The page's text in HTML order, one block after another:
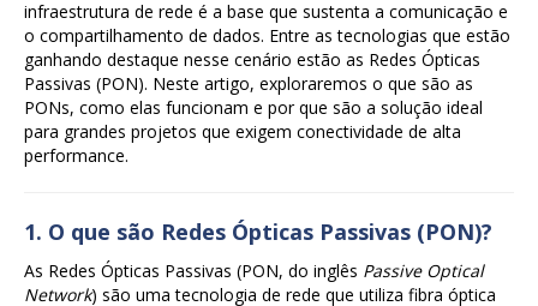
infraestrutura de rede é a base que sustenta a comunicação e
o compartilhamento de dados. Entre as tecnologias que estão
ganhando destaque nesse cenário estão as Redes Ópticas
Passivas (PON). Neste artigo, exploraremos o que são as
PONs, como elas funcionam e por que são a solução ideal
para grandes projetos que exigem conectividade de alta
performance.
1. O que são Redes Ópticas Passivas (PON)?
As Redes Ópticas Passivas (PON, do inglês Passive Optical
Network) são uma tecnologia de rede que utiliza fibra óptica